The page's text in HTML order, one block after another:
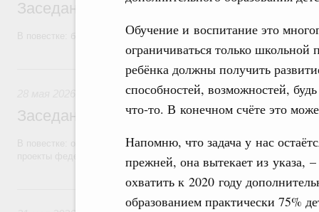
Обучение и воспитание это
ограничиваться только
ребёнка должны получить
способностей, возможностей,
что‑то. В конечном счёте это
Напомню, что задача у нас
прежней, она вытекает из указа, –
охватить к 2020 году
образованием практически 75%
Заседание Правительства (2026 год,
В повестке: бюджетные ассигнования.
28 мая, четверг
Заседание Правительства (2026 год,
В повестке: об исполнении бюджетов государственных
21 мая, четверг